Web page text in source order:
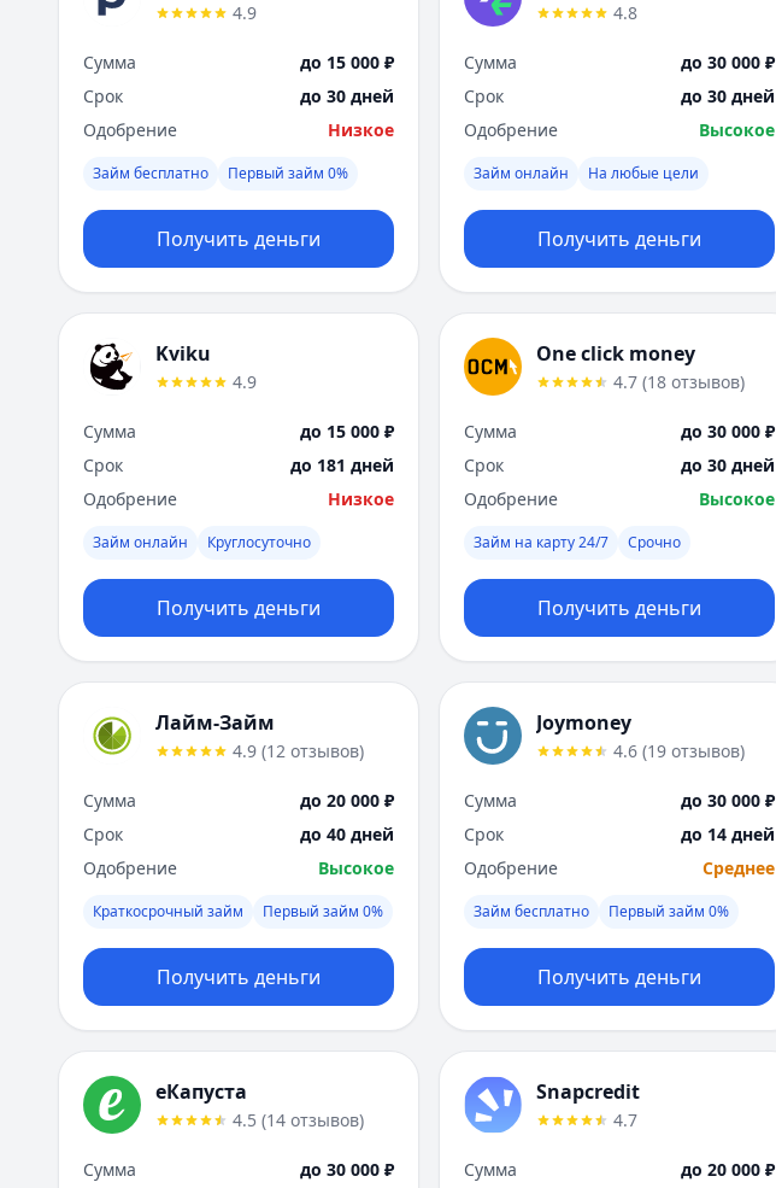
4.9
Сумма
до 15 000 ₽
Срок
до 30 дней
Одобрение
Низкое
Займ бесплатно Первый займ 0%
Получить деньги
4.8
Сумма
до 30 000 ₽
Срок
до 30 дней
Одобрение
Высокое
Займ онлайн На любые цели
Получить деньги
Kviku
4.9
Сумма
до 15 000 ₽
Срок
до 181 дней
Одобрение
Низкое
Займ онлайн Круглосуточно
Получить деньги
One click money
4.7 (18 отзывов)
Сумма
до 30 000 ₽
Срок
до 30 дней
Одобрение
Высокое
Займ на карту 24/7 Срочно
Получить деньги
Лайм-Займ
4.9 (12 отзывов)
Сумма
до 20 000 ₽
Срок
до 40 дней
Одобрение
Высокое
Краткосрочный займ Первый займ 0%
Получить деньги
Joymoney
4.6 (19 отзывов)
Сумма
до 30 000 ₽
Срок
до 14 дней
Одобрение
Среднее
Займ бесплатно Первый займ 0%
Получить деньги
еКапуста
4.5 (14 отзывов)
Сумма до 30 000 ₽
Snapcredit
4.7
Сумма до 20 000 ₽